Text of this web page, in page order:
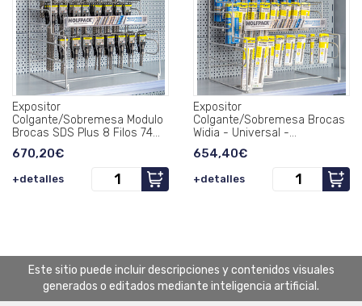
Expositor
Colgante/Sobremesa Modulo
Brocas SDS Plus 8 Filos 74
Piezas Lleno.
670,20€
+detalles
Expositor
Colgante/Sobremesa Brocas
Widia - Universal -
Porcelanico 136 Piezas Lleno.
654,40€
+detalles
Este sitio puede incluir descripciones y contenidos visuales
generados o editados mediante inteligencia artificial.